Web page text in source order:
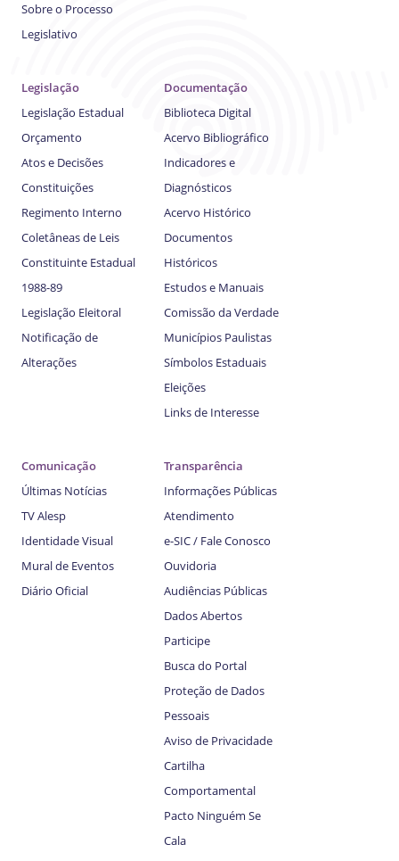
Sobre o Processo
Legislativo
Legislação
Legislação Estadual
Orçamento
Atos e Decisões
Constituições
Regimento Interno
Coletâneas de Leis
Constituinte Estadual
1988-89
Legislação Eleitoral
Notificação de
Alterações
Documentação
Biblioteca Digital
Acervo Bibliográfico
Indicadores e
Diagnósticos
Acervo Histórico
Documentos
Históricos
Estudos e Manuais
Comissão da Verdade
Municípios Paulistas
Símbolos Estaduais
Eleições
Links de Interesse
Comunicação
Últimas Notícias
TV Alesp
Identidade Visual
Mural de Eventos
Diário Oficial
Transparência
Informações Públicas
Atendimento
e-SIC / Fale Conosco
Ouvidoria
Audiências Públicas
Dados Abertos
Participe
Busca do Portal
Proteção de Dados
Pessoais
Aviso de Privacidade
Cartilha
Comportamental
Pacto Ninguém Se
Cala